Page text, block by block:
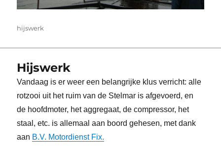
Tags
hijswerk
Hijswerk
Vandaag is er weer een belangrijke klus verricht: alle
rotzooi uit het ruim van de Stelmar is afgevoerd, en
de hoofdmoter, het aggregaat, de compressor, het
staal, etc. is allemaal aan boord gehesen, met dank
aan B.V. Motordienst Fix.